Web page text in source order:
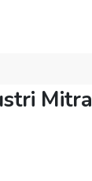
Mitra